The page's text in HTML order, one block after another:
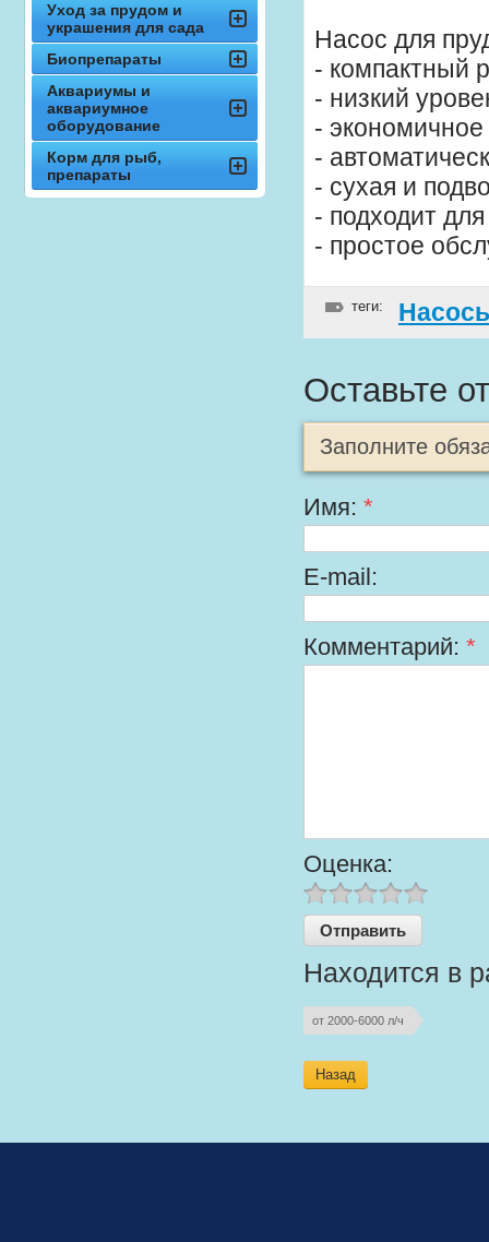
Насос для
- компактный
- низкий
-
-
- сухая и
- подходит
- простое
теги:
Оставьте
Заполните
Имя: *
E-mail:
Комментарий: *
Оценка:
Находится в
от 2000-6000 л/ч
Назад
Уход за прудом и
украшения для сада
Биопрепараты
Аквариумы и
аквариумное
оборудование
Корм для рыб,
препараты